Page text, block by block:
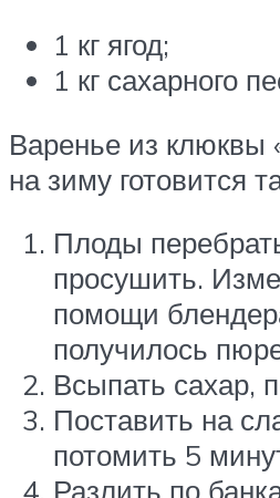
1 кг ягод;
1 кг сахарного
Варенье из клюквы
на зиму готовится
Плоды
просушить.
помощи
получилось
Всыпать сахар,
Поставить на
потомить 5
Разлить по